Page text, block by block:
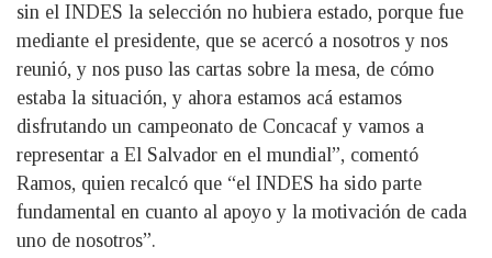
sin el INDES la selección no hubiera estado, porque fue
mediante el presidente, que se acercó a nosotros y nos
reunió, y nos puso las cartas sobre la mesa, de cómo
estaba la situación, y ahora estamos acá estamos
disfrutando un campeonato de Concacaf y vamos a
representar a El Salvador en el mundial”, comentó
Ramos, quien recalcó que “el INDES ha sido parte
fundamental en cuanto al apoyo y la motivación de cada
uno de nosotros”.